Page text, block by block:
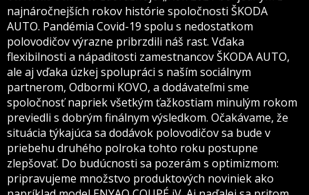
najnáročnejších rokov histórie spoločnosti ŠKODA
AUTO. Pandémia Covid-19 spolu s nedostatkom
polovodičov výrazne pribrzdili náš rast. Vďaka
flexibilnosti a nápaditosti zamestnancov ŠKODA AUTO,
ale aj vďaka úzkej spolupráci s naším sociálnym
partnerom, Odbormi KOVO, a dodávateľmi sme
spoločnosť napriek všetkým ťažkostiam minulým rokom
previedli s dobrým finálnym výsledkom. Očakávame, že
situácia týkajúca sa dodávok polovodičov sa bude v
priebehu druhého polroka tohto roku postupne
zlepšovať. Do budúcnosti sa pozerám s optimizmom:
pripravujeme množstvo produktových noviniek ako